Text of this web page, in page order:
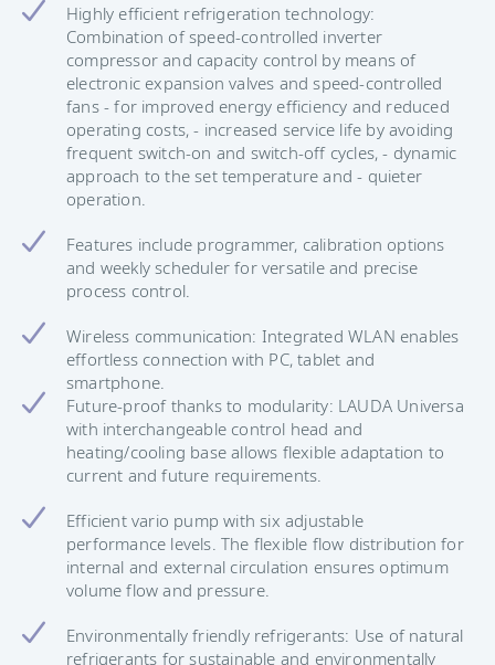
Highly efficient refrigeration technology:
Combination of speed-controlled inverter
compressor and capacity control by means of
electronic expansion valves and speed-controlled
fans - for improved energy efficiency and reduced
operating costs, - increased service life by avoiding
frequent switch-on and switch-off cycles, - dynamic
approach to the set temperature and - quieter
operation.
Features include programmer, calibration options
and weekly scheduler for versatile and precise
process control.
Wireless communication: Integrated WLAN enables
effortless connection with PC, tablet and
smartphone.
Future-proof thanks to modularity: LAUDA Universa
with interchangeable control head and
heating/cooling base allows flexible adaptation to
current and future requirements.
Efficient vario pump with six adjustable
performance levels. The flexible flow distribution for
internal and external circulation ensures optimum
volume flow and pressure.
Environmentally friendly refrigerants: Use of natural
refrigerants for sustainable and environmentally